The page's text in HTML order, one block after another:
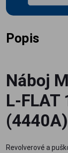
Popis
Náboj
L-FLAT
(4440A)
Revolverové a